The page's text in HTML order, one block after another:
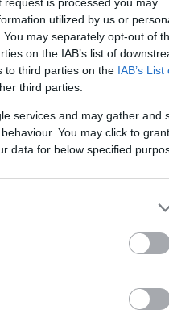
utilized by us or
may separately opt-out of
on the IAB’s list of
to third parties on the IAB’s List
third parties.
services and may gather and
You may click to
data for below specified